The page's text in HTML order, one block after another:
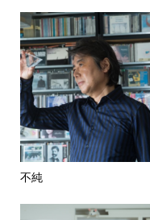
不純